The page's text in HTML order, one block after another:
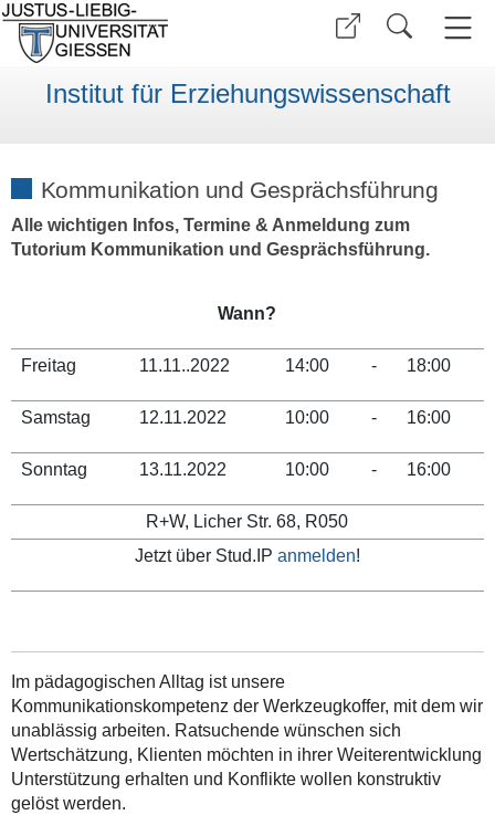
Institut für Erziehungswissenschaft
Kommunikation und Gesprächsführung
Alle wichtigen Infos, Termine & Anmeldung zum
Tutorium Kommunikation und Gesprächsführung.
Wann?
Freitag 11.11..2022 14:00 - 18:00
Samstag 12.11.2022 10:00 - 16:00
Sonntag 13.11.2022 10:00 - 16:00
R+W, Licher Str. 68, R050
Jetzt über Stud.IP anmelden!
Im pädagogischen Alltag ist unsere
Kommunikationskompetenz der Werkzeugkoffer, mit dem wir
unablässig arbeiten. Ratsuchende wünschen sich
Wertschätzung, Klienten möchten in ihrer Weiterentwicklung
Unterstützung erhalten und Konflikte wollen konstruktiv
gelöst werden.